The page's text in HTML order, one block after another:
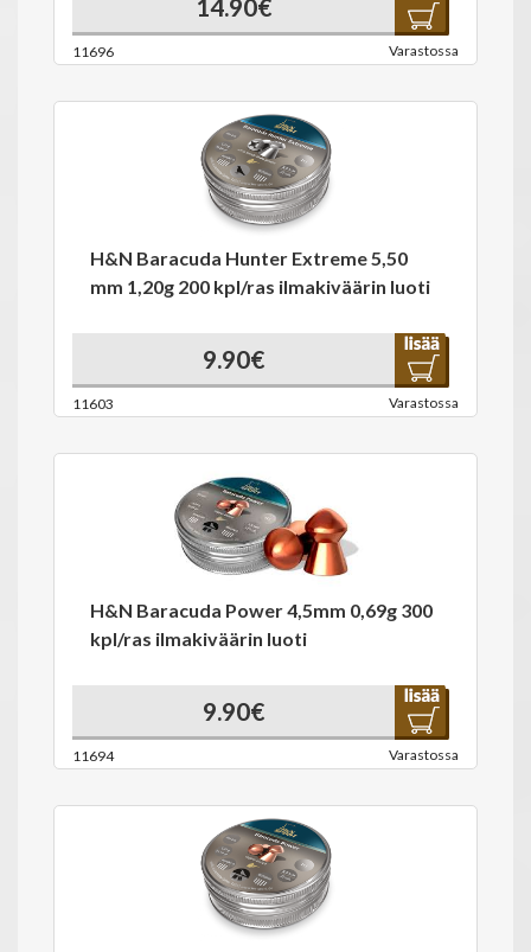
14.90€
11696 Varastossa
H&N Baracuda Hunter Extreme 5,50
mm 1,20g 200 kpl/ras ilmakiväärin luoti
9.90€
11603 Varastossa
H&N Baracuda Power 4,5mm 0,69g 300
kpl/ras ilmakiväärin luoti
9.90€
11694 Varastossa